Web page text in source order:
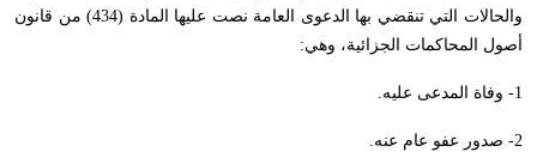
والحالات التي تنقضي بها الدعوى العامة نصت عليها المادة (434) من قانون
أصول المحاكمات الجزائية، وهي:
1- وفاة المدعى عليه.
2- صدور عفو عام عنه.